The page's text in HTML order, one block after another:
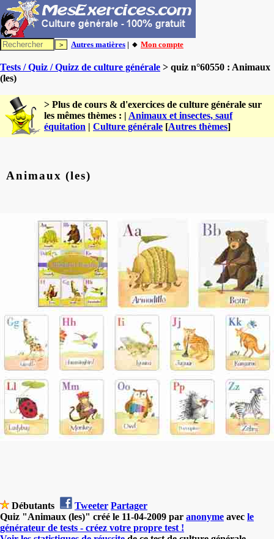
Autres matières | 🔸 Mon compte
Tests / Quiz / Quizz de culture générale > quiz n°60550 : Animaux
(les)
> Plus de cours & d'exercices de culture générale sur
les mêmes thèmes : | Animaux et insectes, sauf
équitation | Culture générale [Autres thèmes]
Animaux (les)
Débutants Tweeter Partager
Quiz "Animaux (les)" créé le 11-04-2009 par anonyme avec le
générateur de tests - créez votre propre test !